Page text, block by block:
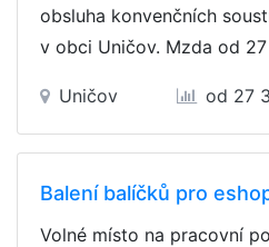
obsluha konvenčních
v obci Uničov. Mzda od
Uničov od 27
Balení balíčků pro
Volné místo na pracovní